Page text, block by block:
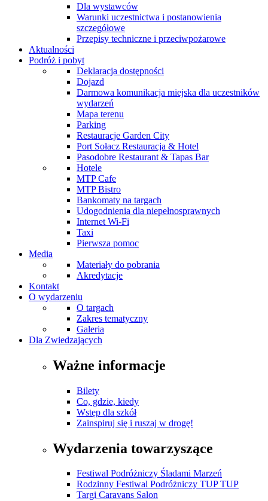
Dla wystawców
Warunki uczestnictwa i postanowienia
szczegółowe
Przepisy techniczne i przeciwpożarowe
Aktualności
Podróż i pobyt
Deklaracja dostępności
Dojazd
Darmowa komunikacja miejska dla uczestników
wydarzeń
Mapa terenu
Parking
Restauracje Garden City
Port Sołacz Restauracja & Hotel
Pasodobre Restaurant & Tapas Bar
Hotele
MTP Cafe
MTP Bistro
Bankomaty na targach
Udogodnienia dla niepełnosprawnych
Internet Wi-Fi
Taxi
Pierwsza pomoc
Media
Materiały do pobrania
Akredytacje
Kontakt
O wydarzeniu
O targach
Zakres tematyczny
Galeria
Dla Zwiedzających
Ważne informacje
Bilety
Co, gdzie, kiedy
Wstęp dla szkół
Zainspiruj się i ruszaj w drogę!
Wydarzenia towarzyszące
Festiwal Podróżniczy Śladami Marzeń
Rodzinny Festiwal Podróżniczy TUP TUP
Targi Caravans Salon